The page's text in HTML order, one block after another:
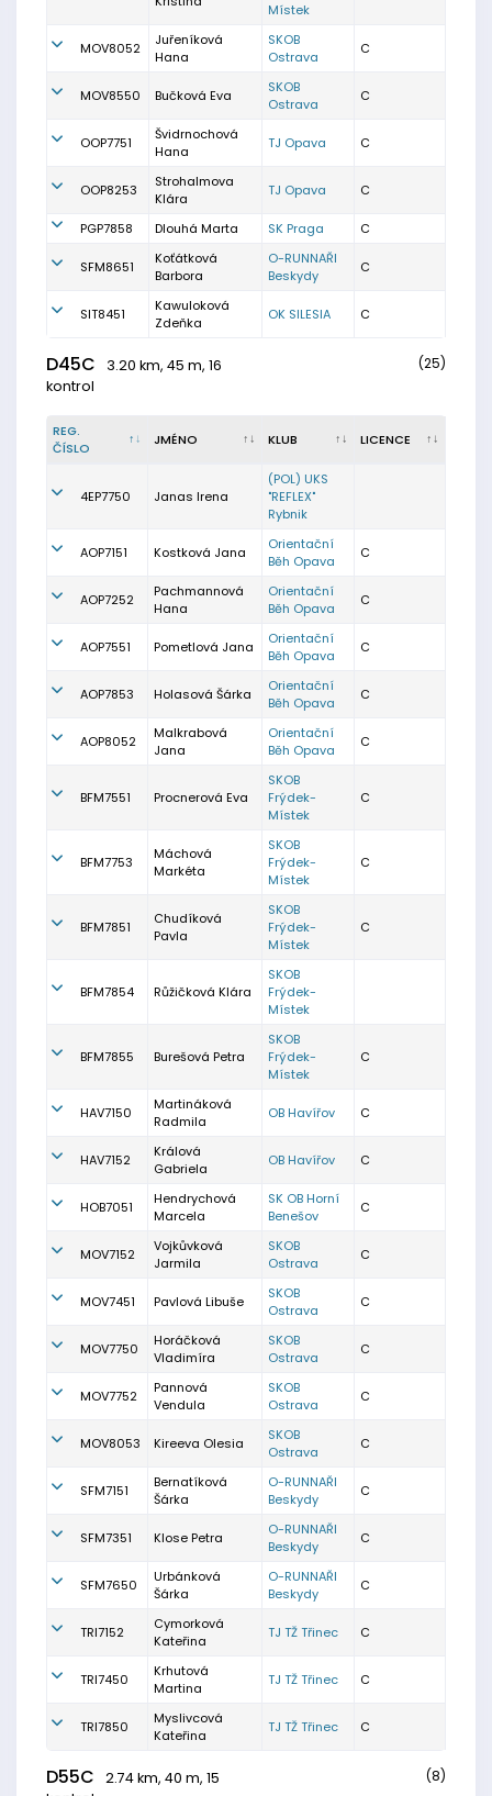
Místek
MOV8052
Juřeníková
Hana
SKOB
Ostrava
C
MOV8550 Bučková Eva
SKOB
Ostrava
C
OOP7751
Švidrnochová
Hana
TJ Opava C
OOP8253
Strohalmova
Klára
TJ Opava C
PGP7858 Dlouhá Marta SK Praga C
SFM8651
Koťátková
Barbora
O-RUNNAŘI
Beskydy
C
SIT8451
Kawuloková
Zdeňka
OK SILESIA C
D45C
3.20 km, 45 m, 16
kontrol
(25)
REG.
ČÍSLO
JMÉNO KLUB LICENCE
4EP7750 Janas Irena
(POL) UKS
"REFLEX"
Rybnik
AOP7151 Kostková Jana
Orientační
Běh Opava
C
AOP7252
Pachmannová
Hana
Orientační
Běh Opava
C
AOP7551 Pometlová Jana
Orientační
Běh Opava
C
AOP7853 Holasová Šárka
Orientační
Běh Opava
C
AOP8052
Malkrabová
Jana
Orientační
Běh Opava
C
BFM7551 Procnerová Eva
SKOB
Frýdek-
Místek
C
BFM7753
Máchová
Markéta
SKOB
Frýdek-
Místek
C
BFM7851
Chudíková
Pavla
SKOB
Frýdek-
Místek
C
BFM7854 Růžičková Klára
SKOB
Frýdek-
Místek
BFM7855 Burešová Petra
SKOB
Frýdek-
Místek
C
HAV7150
Martináková
Radmila
OB Havířov C
HAV7152
Králová
Gabriela
OB Havířov C
HOB7051
Hendrychová
Marcela
SK OB Horní
Benešov
C
MOV7152
Vojkůvková
Jarmila
SKOB
Ostrava
C
MOV7451 Pavlová Libuše
SKOB
Ostrava
C
MOV7750
Horáčková
Vladimíra
SKOB
Ostrava
C
MOV7752
Pannová
Vendula
SKOB
Ostrava
C
MOV8053 Kireeva Olesia
SKOB
Ostrava
C
SFM7151
Bernatíková
Šárka
O-RUNNAŘI
Beskydy
C
SFM7351 Klose Petra
O-RUNNAŘI
Beskydy
C
SFM7650
Urbánková
Šárka
O-RUNNAŘI
Beskydy
C
TRI7152
Cymorková
Kateřina
TJ TŽ Třinec C
TRI7450
Krhutová
Martina
TJ TŽ Třinec C
TRI7850
Myslivcová
Kateřina
TJ TŽ Třinec C
D55C
2.74 km, 40 m, 15
(8)